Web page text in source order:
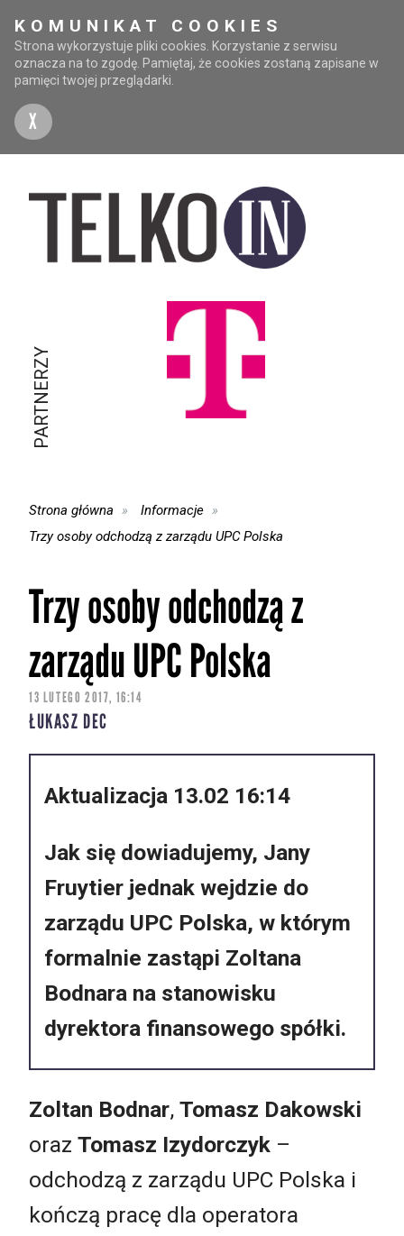
KOMUNIKAT COOKIES
Strona wykorzystuje pliki cookies. Korzystanie z serwisu
oznacza na to zgodę. Pamiętaj, że cookies zostaną zapisane w
pamięci twojej przeglądarki.
X
PARTNERZY
Strona główna
Informacje
Trzy osoby odchodzą z zarządu UPC Polska
Trzy osoby odchodzą z
zarządu UPC Polska
13 LUTEGO 2017, 16:14
ŁUKASZ DEC
Aktualizacja 13.02 16:14
Jak się dowiadujemy, Jany
Fruytier jednak wejdzie do
zarządu UPC Polska, w którym
formalnie zastąpi Zoltana
Bodnara na stanowisku
dyrektora finansowego spółki.
Zoltan Bodnar, Tomasz Dakowski
oraz Tomasz Izydorczyk –
odchodzą z zarządu UPC Polska i
kończą pracę dla operatora